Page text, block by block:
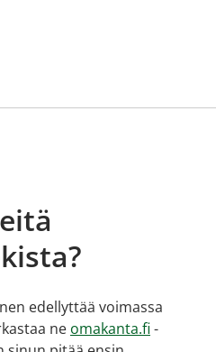
edellyttää voimassa
ne omakanta.fi -